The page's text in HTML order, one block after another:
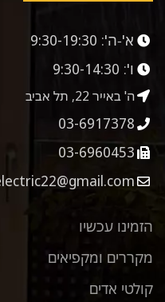
א'-ה': 9:30-19:30
ו': 9:30-14:30
ה' באייר 22, תל אביב
03-6917378
03-6960453
tbelectric22@gmail.com
הזמינו עכשיו
מקררים ומקפיאים
קולטי אדים